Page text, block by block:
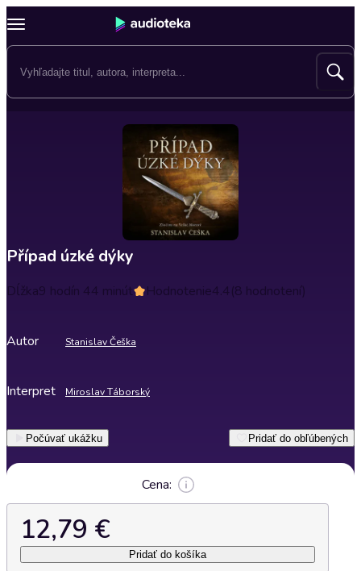
Případ úzké dýky
Dĺžka9 hodín 44 minút Hodnotenie4.4(8 hodnotení)
Autor Stanislav Češka
Interpret Miroslav Táborský
Počúvať ukážku Pridať do obľúbených
Cena:
12,79 €
Pridať do košíka